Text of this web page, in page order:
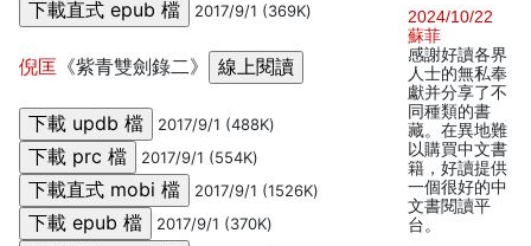
2017/9/1 (369K)
倪匡 《紫青雙劍錄二》
2017/9/1 (488K)
2017/9/1 (554K)
2017/9/1 (1526K)
2017/9/1 (370K)
2024/10/22
蘇菲
感謝好讀各界
人士的無私奉
獻并分享了不
同種類的書
藏。在異地難
以購買中文書
籍，好讀提供
一個很好的中
文書閱讀平
台。